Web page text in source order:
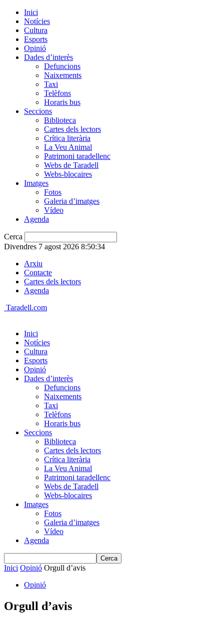
Inici
Notícies
Cultura
Esports
Opinió
Dades d’interès
Defuncions
Naixements
Taxi
Telèfons
Horaris bus
Seccions
Biblioteca
Cartes dels lectors
Crítica literària
La Veu Animal
Patrimoni taradellenc
Webs de Taradell
Webs-blocaires
Imatges
Fotos
Galeria d’imatges
Vídeo
Agenda
Cerca
Divendres 7 agost 2026 8:50:34
Arxiu
Contacte
Cartes dels lectors
Agenda
Taradell.com
Inici
Notícies
Cultura
Esports
Opinió
Dades d’interès
Defuncions
Naixements
Taxi
Telèfons
Horaris bus
Seccions
Biblioteca
Cartes dels lectors
Crítica literària
La Veu Animal
Patrimoni taradellenc
Webs de Taradell
Webs-blocaires
Imatges
Fotos
Galeria d’imatges
Vídeo
Agenda
Inici Opinió Orgull d’avis
Opinió
Orgull d’avis